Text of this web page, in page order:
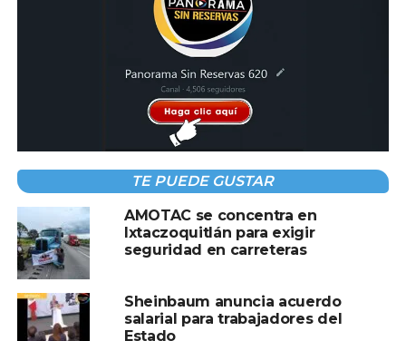
TEMAS RELACIONADOS:
NACIONALES
UPT DA DE BAJA A MAESTRO
Asesinato de niña en Chalco estaría
relacionado con narcomenudeo: Harfuch
NO TE PIERDAS
Localizan sin vida a Geovanna Ramírez,
locutora de Radio Exa Monterrey
TE PUEDE GUSTAR
AMOTAC se concentra en
Ixtaczoquitlán para exigir
seguridad en carreteras
Sheinbaum anuncia acuerdo
salarial para trabajadores del
Estado